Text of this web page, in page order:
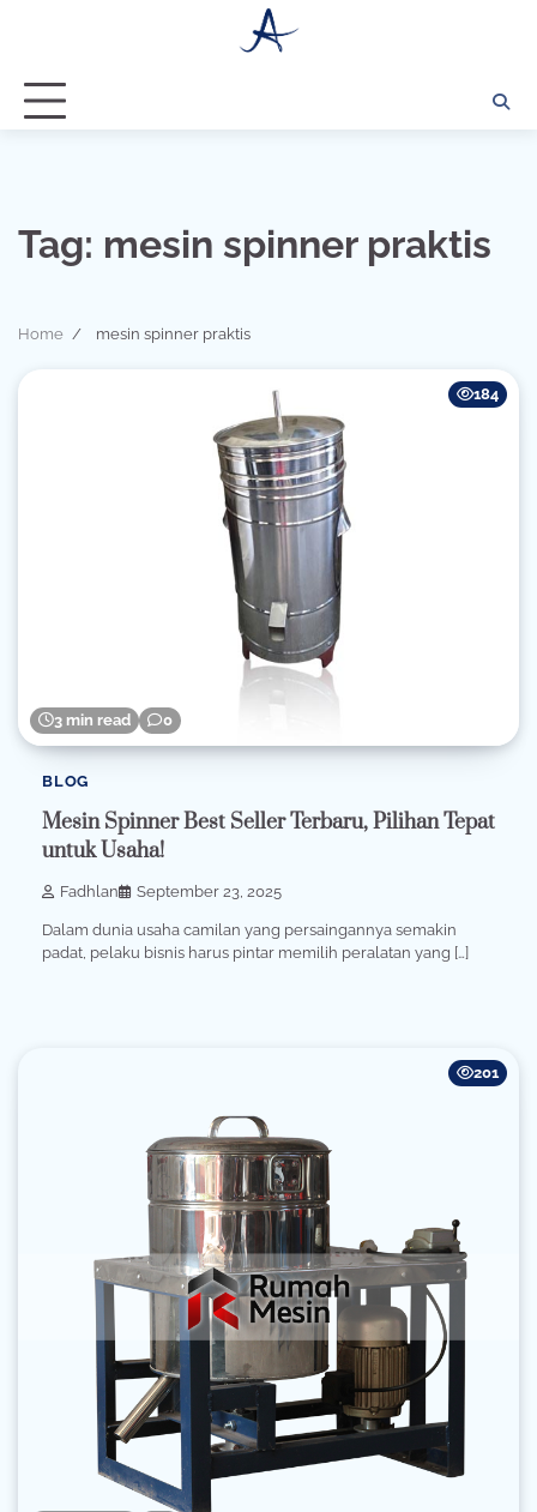
Tag: mesin spinner praktis
Home mesin spinner praktis
3 min read 0
184
BLOG
Mesin Spinner Best Seller Terbaru, Pilihan Tepat
untuk Usaha!
Fadhlan September 23, 2025
Dalam dunia usaha camilan yang persaingannya semakin
padat, pelaku bisnis harus pintar memilih peralatan yang […]
201